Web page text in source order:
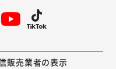
販売業者の表示